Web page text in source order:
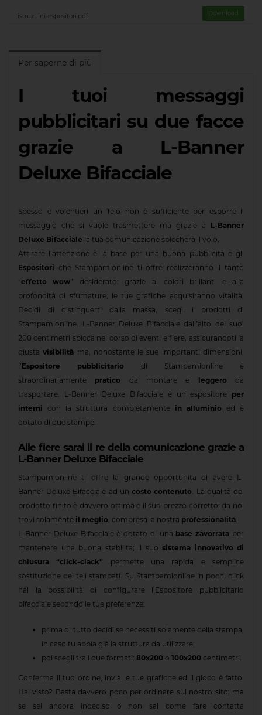
istruzuini-espositori.pdf Download
Per saperne di più
I tuoi messaggi
pubblicitari su due facce
grazie a L-Banner
Deluxe Bifacciale
Spesso e volentieri un Telo non è sufficiente per esporre il
messaggio che si vuole trasmettere ma grazie a L-Banner
Deluxe Bifacciale la tua comunicazione spiccherà il volo.
Attirare l’attenzione è la base per una buona pubblicità e gli
Espositori che Stampamionline ti offre realizzeranno il tanto
“effetto wow” desiderato: grazie ai colori brillanti e alla
profondità di sfumature, le tue grafiche acquisiranno vitalità.
Decidi di distinguerti dalla massa, scegli i prodotti di
Stampamionline. L-Banner Deluxe Bifacciale dall’alto dei suoi
200 centimetri spicca nel corso di eventi e fiere, assicurandoti la
giustavisibilità ma, nonostante le sue importanti dimensioni,
l’Espositore pubblicitario di Stampamionline è
straordinariamente pratico da montare e leggero da
trasportare. L-Banner Deluxe Bifacciale è un espositore per
interni con la struttura completamente in alluminio ed è
dotato di due stampe.
Alle fiere sarai il re della comunicazione grazie a
L-Banner Deluxe Bifacciale
Stampamionline ti offre la grande opportunità di avere L-
Banner Deluxe Bifacciale ad uncosto contenuto. La qualità del
prodotto finito è davvero ottima e il suo prezzo corretto: da noi
trovi solamente il meglio, compresa la nostra professionalità.
L-Banner Deluxe Bifacciale è dotato di una base zavorrata per
mantenere una buona stabilita; il suo sistema innovativo di
chiusura “click-clack” permette una rapida e semplice
sostituzione dei teli stampati. Su Stampamionline in pochi click
hai la possibilità di configurare l’Espositore pubblicitario
bifacciale secondo le tue preferenze:
prima di tutto decidi se necessiti solamente della stampa,
in caso tu abbia già la struttura da utilizzare;
poi scegli tra i due formati: 80x200 o 100x200 centimetri.
Conferma il tuo ordine, invia le tue grafiche ed il gioco è fatto!
Hai visto? Basta davvero poco per ordinare sul nostro sito; ma
se sei ancora indeciso o non sai come fare contatta